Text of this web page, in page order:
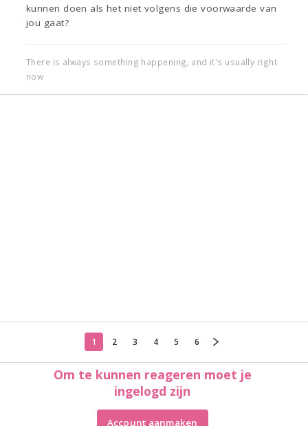
kunnen doen als het niet volgens die voorwaarde van
jou gaat?
There is always something happening, and it's usually right
now
1 2 3 4 5 6
Om te kunnen reageren moet je
ingelogd zijn
Account aanmaken